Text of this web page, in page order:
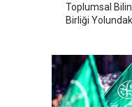
Toplumsal
Birliği